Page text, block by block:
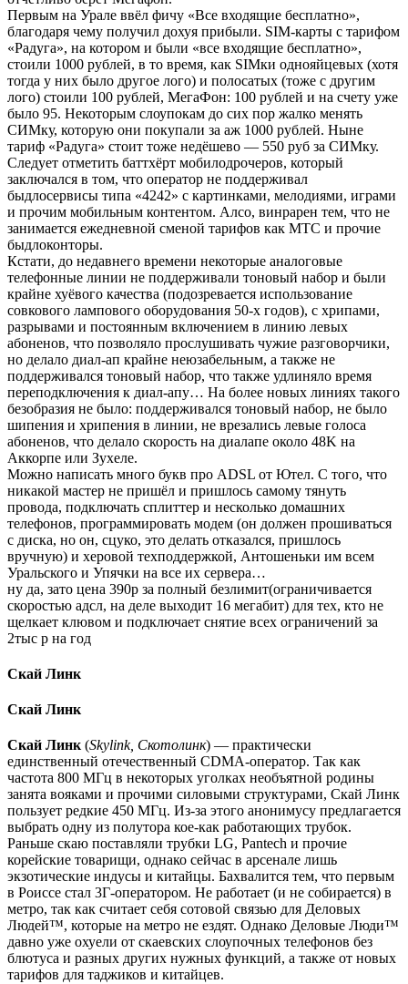
Первым на Урале ввёл фичу «Все входящие бесплатно»,
благодаря чему получил дохуя прибыли. SIM-карты с тарифом
«Радуга», на котором и были «все входящие бесплатно»,
стоили 1000 рублей, в то время, как SIMки однояйцевых (хотя
тогда у них было другое лого) и полосатых (тоже с другим
лого) стоили 100 рублей, МегаФон: 100 рублей и на счету уже
было 95. Некоторым слоупокам до сих пор жалко менять
СИМку, которую они покупали за аж 1000 рублей. Ныне
тариф «Радуга» стоит тоже недёшево — 550 руб за СИМку.
Следует отметить баттхёрт мобилодрочеров, который
заключался в том, что оператор не поддерживал
быдлосервисы типа «4242» с картинками, мелодиями, играми
и прочим мобильным контентом. Алсо, винрарен тем, что не
занимается ежедневной сменой тарифов как МТС и прочие
быдлоконторы.
Кстати, до недавнего времени некоторые аналоговые
телефонные линии не поддерживали тоновый набор и были
крайне хуёвого качества (подозревается использование
совкового лампового оборудования 50-х годов), с хрипами,
разрывами и постоянным включением в линию левых
абоненов, что позволяло прослушивать чужие разговорчики,
но делало диал-ап крайне неюзабельным, а также не
поддерживался тоновый набор, что также удлиняло время
переподключения к диал-апу… На более новых линиях такого
безобразия не было: поддерживался тоновый набор, не было
шипения и хрипения в линии, не врезались левые голоса
абоненов, что делало скорость на диалапе около 48K на
Аккорпе или Зухеле.
Можно написать много букв про ADSL от Ютел. С того, что
никакой мастер не пришёл и пришлось самому тянуть
провода, подключать сплиттер и несколько домашних
телефонов, программировать модем (он должен прошиваться
с диска, но он, сцуко, это делать отказался, пришлось
вручную) и херовой техподдержкой, Антошеньки им всем
Уральского и Упячки на все их сервера…
ну да, зато цена 390р за полный безлимит(ограничивается
скоростью адсл, на деле выходит 16 мегабит) для тех, кто не
щелкает клювом и подключает снятие всех ограничений за
2тыс р на год
Скай Линк
Скай Линк
Скай Линк(Skylink, Скотолинк) — практически
единственный отечественный CDMA-оператор. Так как
частота 800 МГц в некоторых уголках необъятной родины
занята вояками и прочими силовыми структурами, Скай Линк
пользует редкие 450 МГц. Из-за этого анонимусу предлагается
выбрать одну из полутора кое-как работающих трубок.
Раньше скаю поставляли трубки LG, Pantech и прочие
корейские товарищи, однако сейчас в арсенале лишь
экзотические индусы и китайцы. Бахвалится тем, что первым
в Роиссе стал 3Г-оператором. Не работает (и не собирается) в
метро, так как считает себя сотовой связью для Деловых
Людей™, которые на метро не ездят. Однако Деловые Люди™
давно уже охуели от скаевских слоупочных телефонов без
блютуса и разных других нужных функций, а также от новых
тарифов для таджиков и китайцев.